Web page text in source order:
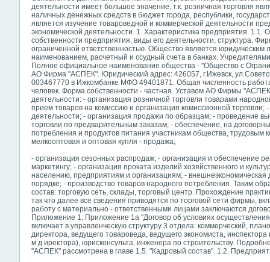
деятельности имеет большое значение, т.к. розничная торговля
наличных денежных средств в бюджет города, республики,
является изучение товароведной и коммерческой деятельности
экономической деятельности. 1. Характеристика предприятия.
собственности предприятия, виды его деятельности, структура.
ограниченной ответственностью. Общество является юридическим
наименованием, расчетный и ссудный счета в банках.
Полное официальное наименование общества - "Общество с
АО Фирма "АСПЕК". Юридический адрес: 426057, г.Ижевск,
003467770 в Ижкомбанке МФО 49401871. Общая численность
человек. Форма собственности - частная. Уставом АО Фирмы
деятельности: - организация розничной торговли товарами
прием товаров на комиссию и организация комиссионной торговли;
деятельности; - организация продажи по образцам; - проведение
торговли по предварительным заказам; - обеспечение, на
потребления и продуктов питания участникам общества, трудовым
мелкооптовая и оптовая купля - продажа;
- организация сезонных распродаж; - организация и обеспечение
маркетингу; - организация проката изделий хозяйственного и
населению, предприятиям и организациям; - внешнеэкономическая
порядке; - производство товаров народного потребления. Таким
состав: торговую сеть, склады, торговый центр. Прохождение
так что далее все сведения приводятся по торговой сети фирмы,
работу с материально - ответственными лицами заключаются
Приложение 1. Приложение 1а "Договор об условиях
включает в управленческую структуру 3 отдела: коммерческий,
директора, ведущего товароведа, ведущего экономиста,
м д иректора), юрисконсульта, инженера по строительству.
"АСПЕК" рассмотрена в главе 1.5. "Кадровый состав". 1.2.